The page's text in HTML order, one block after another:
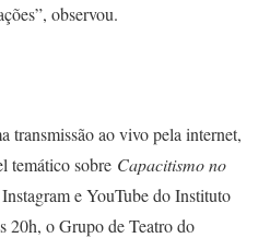
observou.
transmissão ao vivo pela internet,
temático sobre Capacitismo no
e YouTube do Instituto
20h, o Grupo de Teatro do